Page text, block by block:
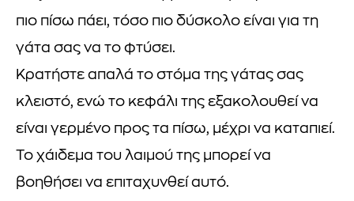
πιο πίσω πάει, τόσο πιο δύσκολο είναι για τη
γάτα σας να το φτύσει.
Κρατήστε απαλά το στόμα της γάτας σας
κλειστό, ενώ το κεφάλι της εξακολουθεί να
είναι γερμένο προς τα πίσω, μέχρι να καταπιεί.
Το χάιδεμα του λαιμού της μπορεί να
βοηθήσει να επιταχυνθεί αυτό.